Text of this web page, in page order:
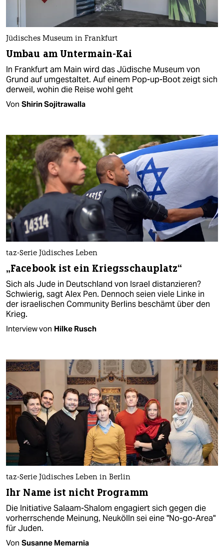
Jüdisches Museum in Frankfurt
Umbau am Untermain-Kai
In Frankfurt am Main wird das Jüdische Museum von
Grund auf umgestaltet. Auf einem Pop-up-Boot zeigt sich
derweil, wohin die Reise wohl geht
Von Shirin Sojitrawalla
taz-Serie Jüdisches Leben
„Facebook ist ein Kriegsschauplatz“
Sich als Jude in Deutschland von Israel distanzieren?
Schwierig, sagt Alex Pen. Dennoch seien viele Linke in
der israelischen Community Berlins beschämt über den
Krieg.
Interview von Hilke Rusch
taz-Serie Jüdisches Leben in Berlin
Ihr Name ist nicht Programm
Die Initiative Salaam-Shalom engagiert sich gegen die
vorherrschende Meinung, Neukölln sei eine "No-go-Area"
für Juden.
Von Susanne Memarnia